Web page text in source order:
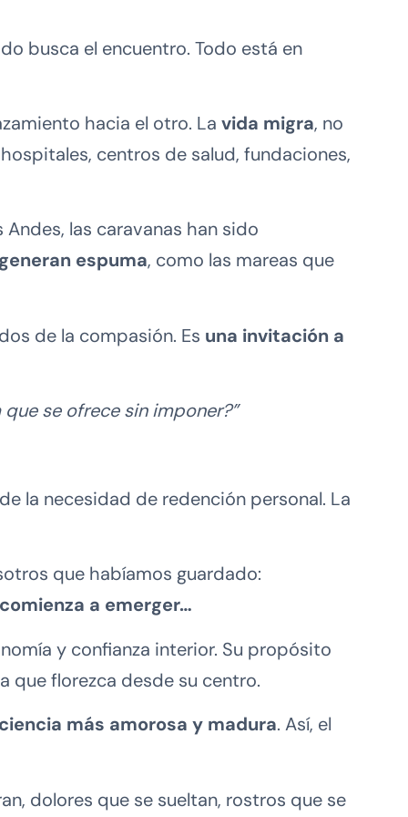
busca el encuentro. Todo está en
hacia el otro. La vida migra, no
centros de salud, fundaciones,
las caravanas han sido
espuma, como las mareas que
de la compasión. Es una invitación a
se ofrece sin imponer?”
la necesidad de redención personal. La
que habíamos guardado:
a emerger…
y confianza interior. Su propósito
que florezca desde su centro.
más amorosa y madura. Así, el
dolores que se sueltan, rostros que se